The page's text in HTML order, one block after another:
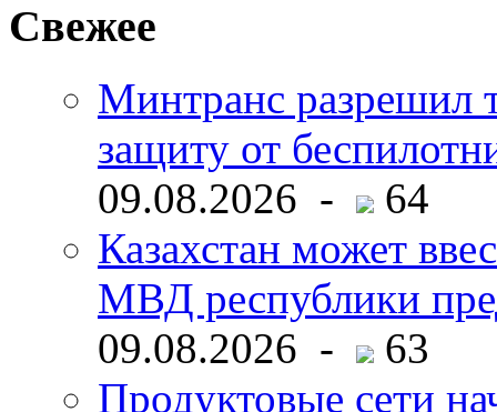
Свежее
Минтранс разрешил
защиту от
09.08.2026 -
64
Казахстан может
МВД республики
09.08.2026 -
63
Продуктовые сети